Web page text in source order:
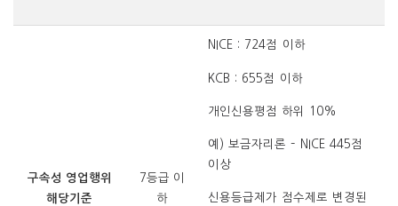
구속성 영업행위
해당기준
7등급 이
하
NICE : 724점 이하
KCB : 655점 이하
개인신용평점 하위 10%
예) 보금자리론 – NICE 445점
이상
신용등급제가 점수제로 변경된